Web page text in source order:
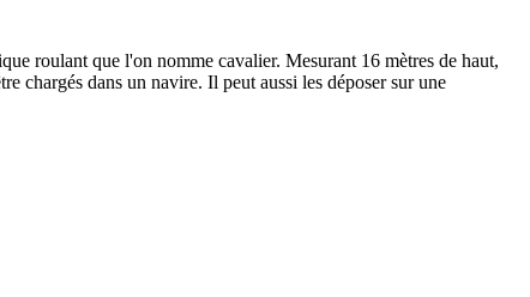
roulant que l'on nomme cavalier. Mesurant 16 mètres de haut,
chargés dans un navire. Il peut aussi les déposer sur une